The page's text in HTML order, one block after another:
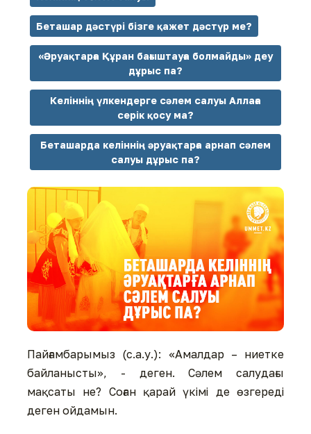
Беташар дәстүрі бізге қажет дәстүр ме?
«Әруақтарға Құран бағыштауға болмайды» деу
дұрыс па?
Келіннің үлкендерге сәлем салуы Аллаға
серік қосу ма?
Беташарда келіннің әруақтарға арнап сәлем
салуы дұрыс па?
Пайғамбарымыз (с.а.у.): «Амалдар – ниетке
байланысты», - деген. Сәлем салудағы
мақсаты не? Соған қарай үкімі де өзгереді
деген ойдамын.